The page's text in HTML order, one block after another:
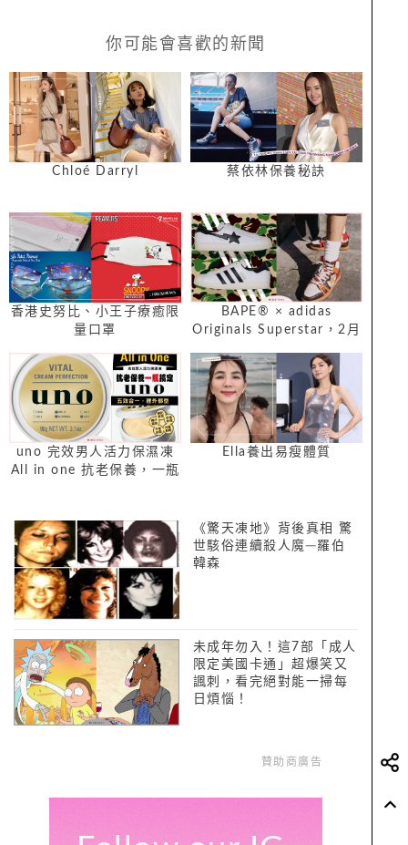
你可能會喜歡的新聞
Chloé Darryl 蔡依林保養秘訣
香港史努比、小王子療癒限
量口罩
BAPE® × adidas
Originals Superstar，2月
uno 完效男人活力保濕凍
All in one 抗老保養，一瓶
Ella養出易瘦體質
《驚天凍地》背後真相 驚
世駭俗連續殺人魔─羅伯
韓森
未成年勿入！這7部「成人
限定美國卡通」超爆笑又
諷刺，看完絕對能一掃每
日煩惱！
贊助商廣告